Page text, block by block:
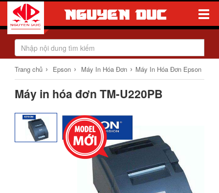
Toggle
Trang chủ › Epson › Máy In Hóa Đơn › Máy In Hóa Đơn Epson
Máy in hóa đơn TM-U220PB